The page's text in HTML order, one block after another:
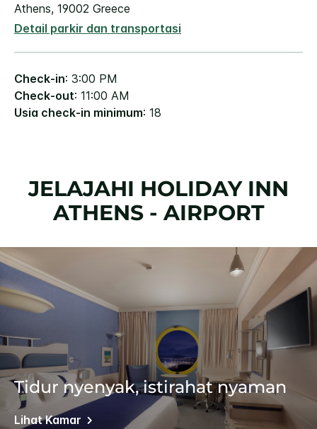
Athens, 19002 Greece
Detail parkir dan transportasi
Check-in: 3:00 PM
Check-out: 11:00 AM
Usia check-in minimum: 18
JELAJAHI HOLIDAY INN
ATHENS - AIRPORT
Tidur nyenyak, istirahat nyaman
Lihat Kamar